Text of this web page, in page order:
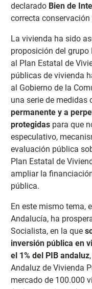
declaradoBien de
correcta
La vivienda ha sido
proposición del grupo
al Plan Estatal de
públicas de vivienda
al Gobierno de la
una serie de medidas
permanente y a
protegidaspara que
especulativo,
evaluación pública
Plan Estatal de
ampliar la
pública.
En este mismo tema,
Andalucía, ha
Socialista, en la que
inversión pública en
el 1% del PIB andaluz
Andaluz de Vivienda
mercado de 100.000